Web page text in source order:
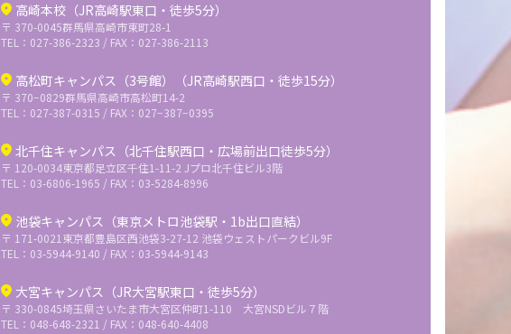
高崎本校（JR高崎駅東口・徒歩5分）
〒 370-0045群馬県高崎市東町28-1
TEL：027-386-2323 / FAX：027-386-2113
高松町キャンパス（3号館）（JR高崎駅西口・徒歩15分）
〒 370−0829群馬県高崎市高松町14-2
TEL：027-387-0315 / FAX：027−387−0395
北千住キャンパス（北千住駅西口・広場前出口徒歩5分）
〒 120-0034東京都足立区千住1-11-2 Jプロ北千住ビル3階
TEL：03-6806-1965 / FAX：03-5284-8996
池袋キャンパス（東京メトロ池袋駅・1b出口直結）
〒 171-0021 東京都豊島区西池袋3-27-12 池袋ウェストパークビル9F
TEL：03-5944-9140 / FAX：03-5944-9143
大宮キャンパス（JR大宮駅東口・徒歩5分）
〒 330-0845埼玉県さいたま市大宮区仲町1-110 大宮NSDビル７階
TEL：048-648-2321 / FAX：048-640-4408